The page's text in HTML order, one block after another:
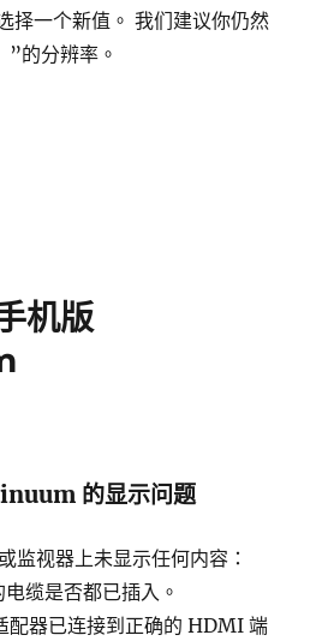
择一个新值。 我们建议你仍然
”的分辨率。
10 中更改屏幕分辨率”
机版
的显示问题
监视器上未显示任何内容：
缆是否都已插入。
配器已连接到正确的 HDMI 端